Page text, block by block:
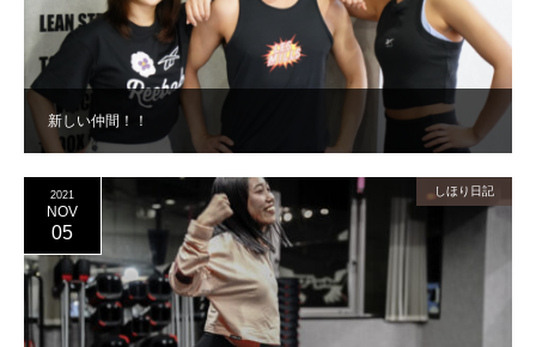
新しい仲間！！
2021
NOV
05
しほり日記